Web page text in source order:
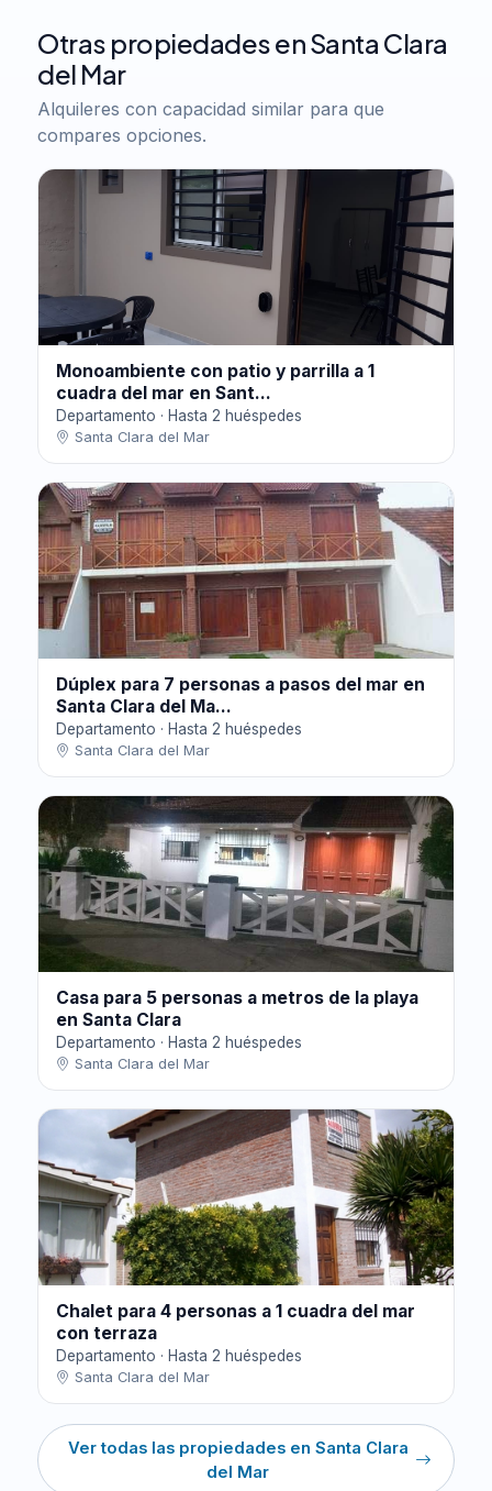
Otras propiedades en Santa Clara
del Mar
Alquileres con capacidad similar para que
compares opciones.
Monoambiente con patio y parrilla a 1
cuadra del mar en Sant...
Departamento · Hasta 2 huéspedes
Santa Clara del Mar
Dúplex para 7 personas a pasos del mar en
Santa Clara del Ma...
Departamento · Hasta 2 huéspedes
Santa Clara del Mar
Casa para 5 personas a metros de la playa
en Santa Clara
Departamento · Hasta 2 huéspedes
Santa Clara del Mar
Chalet para 4 personas a 1 cuadra del mar
con terraza
Departamento · Hasta 2 huéspedes
Santa Clara del Mar
Ver todas las propiedades en Santa Clara
del Mar